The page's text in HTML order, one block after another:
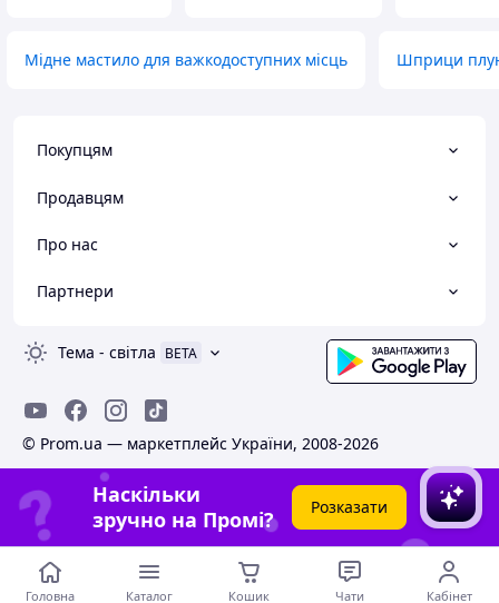
Мідне мастило для важкодоступних місць Шприци
Покупцям
Продавцям
Про нас
Партнери
Тема - світла BETA
© Prom.ua — маркетплейс України, 2008-2026
Наскільки
зручно на Промі?
Розказати
Головна Каталог Кошик Чати Кабінет